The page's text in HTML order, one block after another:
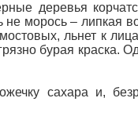
деревья
морось – липкая
мостовых, льнет к
бурая краска.
сахара и,